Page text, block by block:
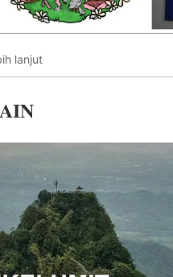
lanjut